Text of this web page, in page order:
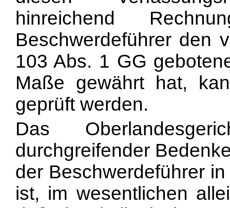
hinreichend
Beschwerdeführer den
103 Abs. 1 GG
Maße gewährt hat,
geprüft werden.
Das
durchgreifender
der Beschwerdeführer
ist, im wesentlichen